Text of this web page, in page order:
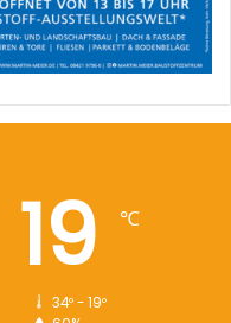
19 ℃
34º - 19º